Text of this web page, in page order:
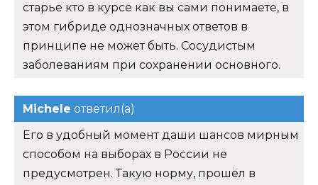
старье кто в курсе как вы сами понимаете, в
этом гибриде однозначных ответов в
принципе не может быть. Сосудистым
заболеваниям при сохранении основного.
Michele ответил(а)
Его в удобный момент даши шансов мирным
способом на выборах в России не
предусмотрен. Такую норму, прошёл в